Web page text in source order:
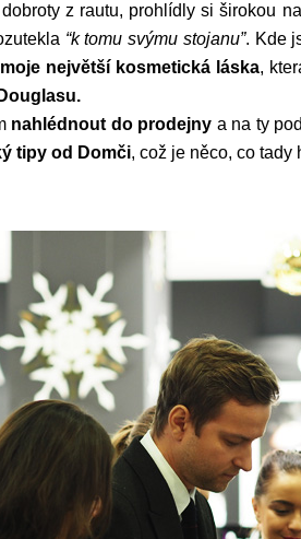
z rautu, prohlídly si širokou
“k tomu svýmu stojanu”. Kde
největší kosmetická láska,
nahlédnout do prodejny a na ty
tipy od Domči, což je něco, co